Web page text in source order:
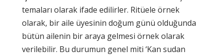
temaları olarak ifade edilirler. Ritüele örnek
olarak, bir aile üyesinin doğum günü olduğunda
bütün ailenin bir araya gelmesi örnek olarak
verilebilir. Bu durumun genel miti ‘Kan sudan